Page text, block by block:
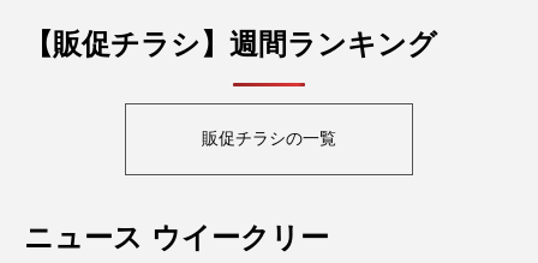
【販促チラシ】週間ランキング
販促チラシの一覧
ニュース ウイークリー